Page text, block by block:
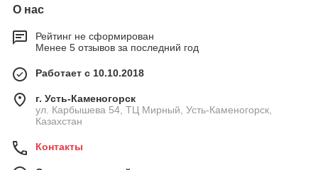
О нас
Рейтинг не сформирован
Менее 5 отзывов за последний год
Работает с 10.10.2018
г. Усть-Каменогорск
ул. Карбышева 54, ТЦ Мирный, Усть-Каменогорск,
Казахстан
Контакты